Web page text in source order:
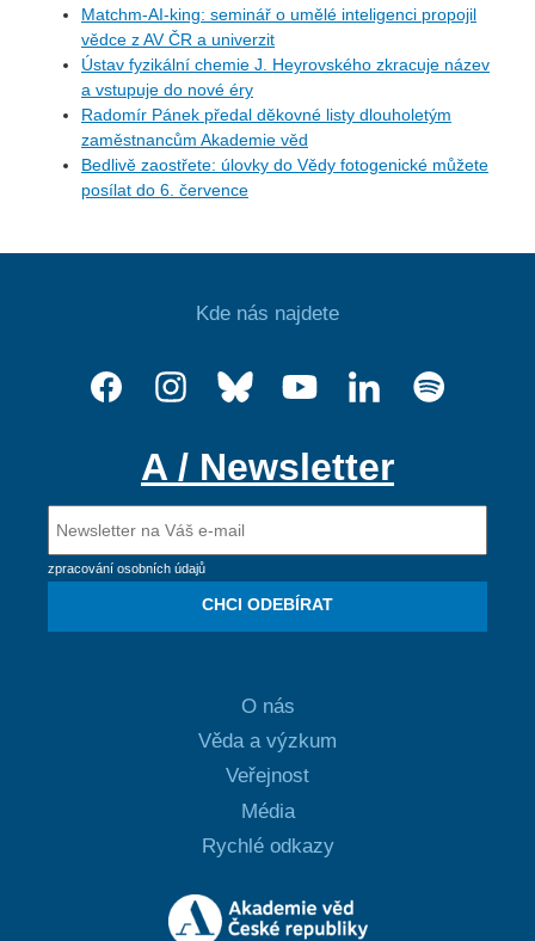
Matchm-AI-king: seminář o umělé inteligenci propojil
vědce z AV ČR a univerzit
Ústav fyzikální chemie J. Heyrovského zkracuje název
a vstupuje do nové éry
Radomír Pánek předal děkovné listy dlouholetým
zaměstnancům Akademie věd
Bedlivě zaostřete: úlovky do Vědy fotogenické můžete
posílat do 6. července
Kde nás najdete
A / Newsletter
zpracování osobních údajů
CHCI ODEBÍRAT
O nás
Věda a výzkum
Veřejnost
Média
Rychlé odkazy